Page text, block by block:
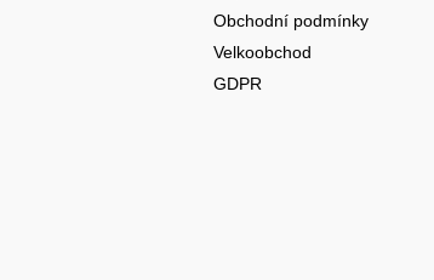
Obchodní podmínky
Velkoobchod
GDPR